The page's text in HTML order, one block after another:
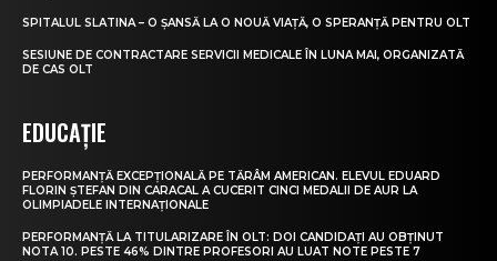
SPITALUL SLATINA – O ȘANSĂ LA O NOUĂ VIAȚĂ, O SPERANȚĂ PENTRU OLT
SESIUNE DE CONTRACTARE SERVICII MEDICALE ÎN LUNA MAI, ORGANIZATĂ
DE CAS OLT
EDUCAȚIE
PERFORMANȚĂ EXCEPȚIONALĂ PE TĂRÂM AMERICAN. ELEVUL EDUARD
FLORIN ȘTEFAN DIN CARACAL A CUCERIT CINCI MEDALII DE AUR LA
OLIMPIADELE INTERNAȚIONALE
PERFORMANȚĂ LA TITULARIZARE ÎN OLT: DOI CANDIDAȚI AU OBȚINUT
NOTA 10. PESTE 46% DINTRE PROFESORI AU LUAT NOTE PESTE 7